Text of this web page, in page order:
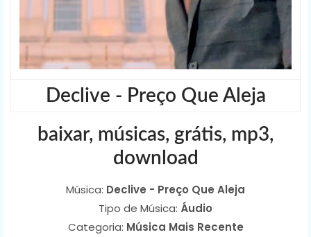
Declive - Preço Que Aleja
baixar, músicas, grátis, mp3,
download
Música: Declive - Preço Que Aleja
Tipo de Música: Áudio
Categoria: Música Mais Recente